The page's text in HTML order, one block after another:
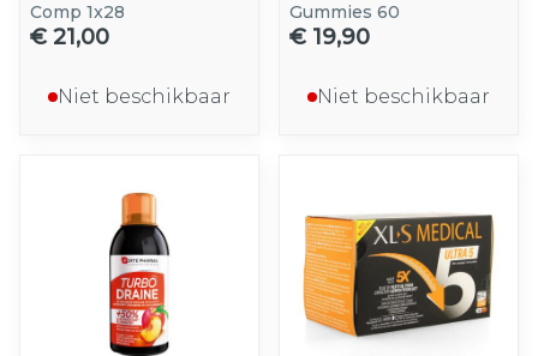
Comp 1x28
€ 21,00
Niet beschikbaar
Gummies 60
€ 19,90
Niet beschikbaar